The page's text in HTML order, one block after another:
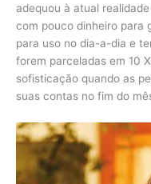
adequou à atual
com pouco dinheiro para
para uso no dia-a-dia e
forem parceladas em 10
sofisticação quando as
suas contas no fim do